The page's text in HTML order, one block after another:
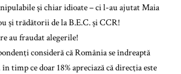
și chiar idioate – ci l-au ajutat Maia
și trădătorii de la B.E.C. și CCR!
au fraudat alegerile!
consideră că România se îndreaptă
timp ce doar 18% apreciază că direcţia este